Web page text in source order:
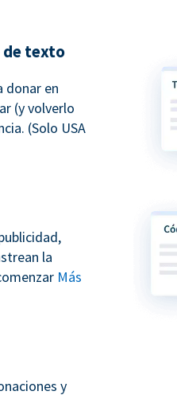
de texto
donar en
(y volverlo
(Solo USA
la
Más
y